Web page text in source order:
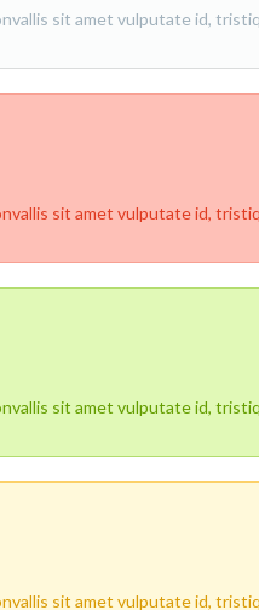
sit amet vulputate id,
sit amet vulputate id,
sit amet vulputate id,
sit amet vulputate id,